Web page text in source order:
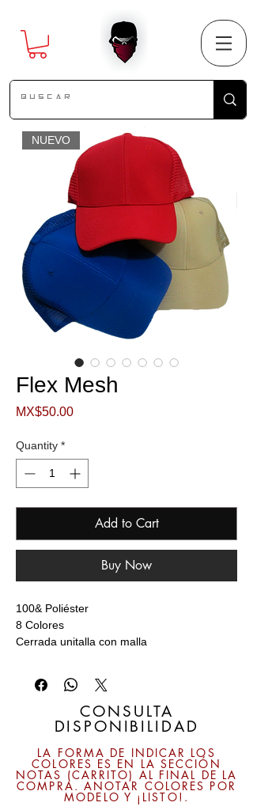
NUEVO
Flex Mesh
MX$50.00Price
Quantity *
Add to Cart
Buy Now
100& Poliéster
8 Colores
Cerrada unitalla con malla
CONSULTA
DISPONIBILIDAD
LA FORMA DE INDICAR LOS
COLORES ES EN LA SECCIÓN
NOTAS (CARRITO) AL FINAL DE LA
COMPRA. ANOTAR COLORES POR
MODELO Y ¡LISTO!.